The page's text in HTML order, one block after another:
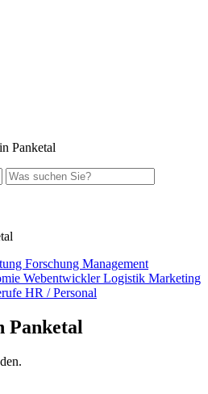
Panketal
Forschung Management
WebentwicklerLogistik Marketing
HR / Personal
Panketal